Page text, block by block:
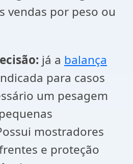
vendas por peso ou
já a balança
para casos
um pesagem
mostradores
e proteção